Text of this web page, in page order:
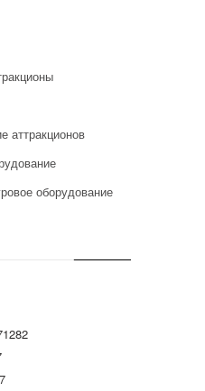
аттракционов
оборудование